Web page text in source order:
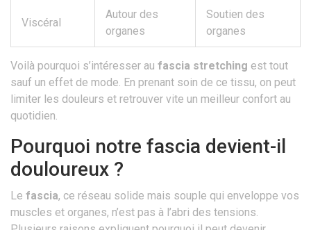
Viscéral
Autour des
organes
Soutien des
organes
Voilà pourquoi s’intéresser au fascia stretching est tout
sauf un effet de mode. En prenant soin de ce tissu, on peut
limiter les douleurs et retrouver vite un meilleur confort au
quotidien.
Pourquoi notre fascia devient-il
douloureux ?
Le fascia, ce réseau solide mais souple qui enveloppe vos
muscles et organes, n’est pas à l’abri des tensions.